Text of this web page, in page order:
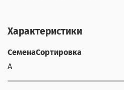
Характеристики
СеменаСортировка
А